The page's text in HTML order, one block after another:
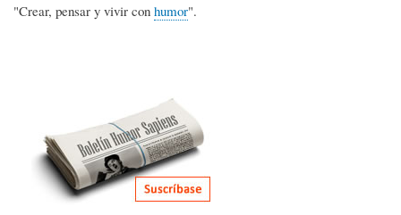
"Crear, pensar y vivir con humor".